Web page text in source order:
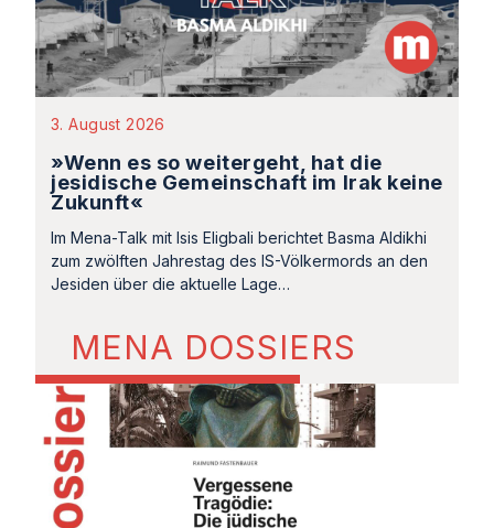
3. August 2026
»Wenn es so weitergeht, hat die
jesidische Gemeinschaft im Irak keine
Zukunft«
Im Mena-Talk mit Isis Eligbali berichtet Basma Aldikhi
zum zwölften Jahrestag des IS-Völkermords an den
Jesiden über die aktuelle Lage…
MENA DOSSIERS